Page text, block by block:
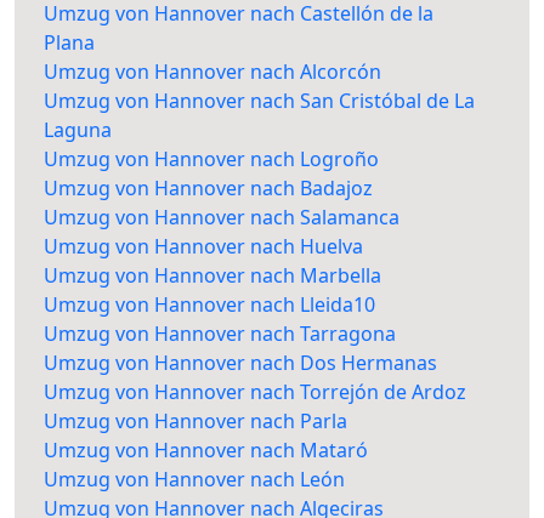
Umzug von Hannover nach Castellón de la
Plana
Umzug von Hannover nach Alcorcón
Umzug von Hannover nach San Cristóbal de La
Laguna
Umzug von Hannover nach Logroño
Umzug von Hannover nach Badajoz
Umzug von Hannover nach Salamanca
Umzug von Hannover nach Huelva
Umzug von Hannover nach Marbella
Umzug von Hannover nach Lleida10
Umzug von Hannover nach Tarragona
Umzug von Hannover nach Dos Hermanas
Umzug von Hannover nach Torrejón de Ardoz
Umzug von Hannover nach Parla
Umzug von Hannover nach Mataró
Umzug von Hannover nach León
Umzug von Hannover nach Algeciras